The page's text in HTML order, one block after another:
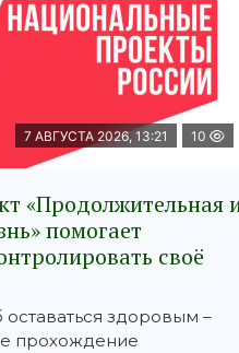
7 АВГУСТА 2026, 13:21 10
«Продолжительная
помогает
своё
здоровым –
прохождение